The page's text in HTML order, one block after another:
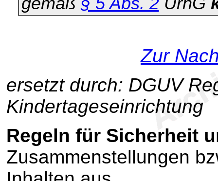
Zur
ersetzt durch: DGUV
Kindertageseinrichtung
Regeln für Sicherheit
Zusammenstellungen